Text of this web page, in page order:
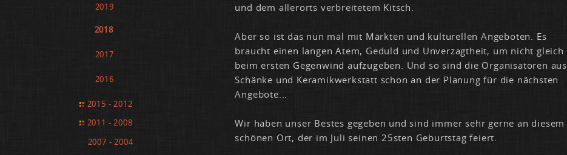
2019
2018
2017
2016
2015 - 2012
2011 - 2008
2007 - 2004
und dem al­ler­orts ver­brei­te­tem Kitsch.
Aber so ist das nun mal mit Märk­ten und kul­tu­rel­len An­ge­bo­ten. Es
braucht ei­nen lan­gen Atem, Ge­duld und Un­ver­zagt­heit, um nicht gleich
beim ers­ten Ge­gen­wind auf­zu­ge­ben. Und so sind die Or­ga­ni­sa­to­ren aus
Schän­ke und Ke­ra­mik­werk­statt schon an der Pla­nung für die nächs­ten
An­ge­bo­te...
Wir ha­ben un­ser Bes­tes ge­ge­ben und sind im­mer sehr ger­ne an die­sem
schö­nen Ort, der im Ju­li sei­nen 25s­ten Ge­burts­tag fei­ert.